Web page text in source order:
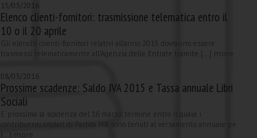
15/03/2016
Elenco clienti-fornitori: trasmissione telematica entro il
10 o il 20 aprile
Gli elenchi clienti-fornitori relativi all’anno 2015 dovranno essere
trasmessi telematicamente all’Agenzia delle Entrate tramite [...] more
08/03/2016
Prossime scadenze: Saldo IVA 2015 e Tassa annuale Libri
Sociali
E' prossima la scadenza del 16 marzo, termine entro il quale i
contribuenti titolari di Partita IVA sono tenuti al versamento annuale pe
more